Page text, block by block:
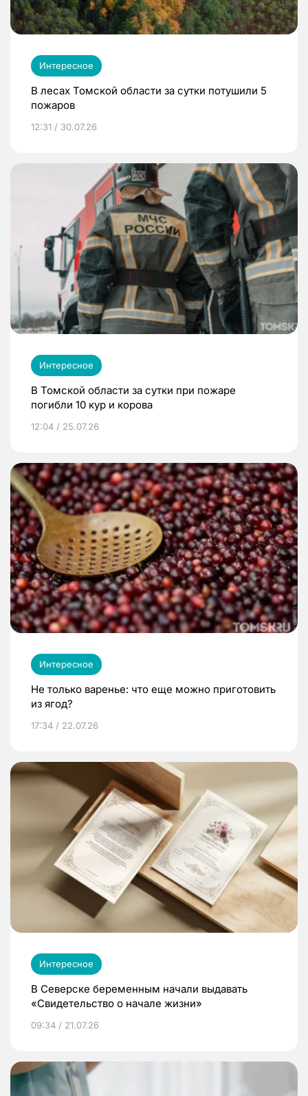
Интересное
В лесах Томской области за сутки потушили 5
пожаров
12:31 / 30.07.26
Интересное
В Томской области за сутки при пожаре
погибли 10 кур и корова
12:04 / 25.07.26
Интересное
Не только варенье: что еще можно приготовить
из ягод?
17:34 / 22.07.26
Интересное
В Северске беременным начали выдавать
«Свидетельство о начале жизни»
09:34 / 21.07.26